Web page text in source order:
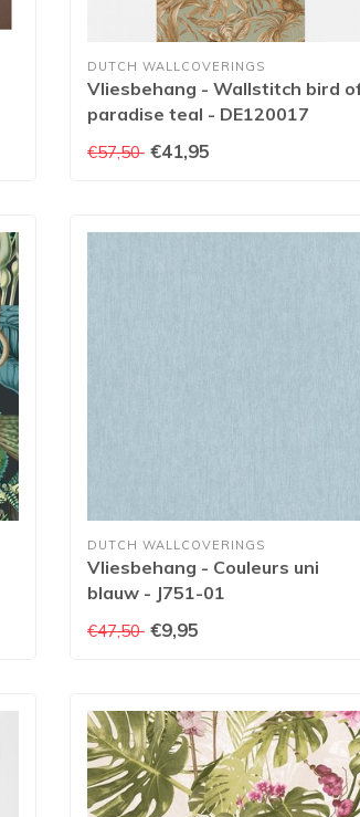
DUTCH WALLCOVERINGS
Vliesbehang - Wallstitch bird
paradise teal - DE120017
€57,50 €41,95
DUTCH WALLCOVERINGS
Vliesbehang - Couleurs uni
blauw - J751-01
€47,50 €9,95